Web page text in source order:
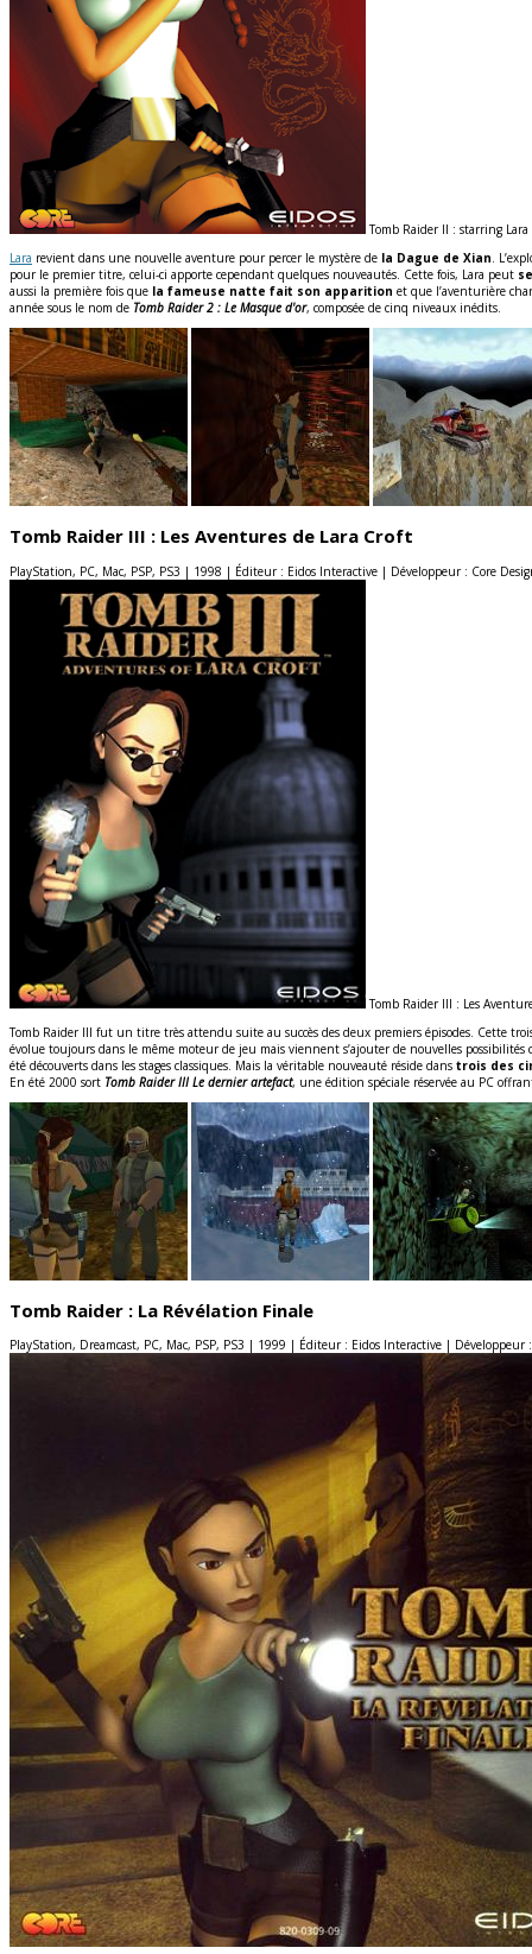
Tomb Raider II : starring
Lara revient dans une nouvelle aventure pour percer le mystère de la Dague de Xian .
pour le premier titre, celui-ci apporte cependant quelques nouveautés. Cette fois, Lara peut
aussi la première fois que la fameuse natte fait son apparition et que l’aventurière
année sous le nom de Tomb Raider 2 : Le Masque d'or, composée de cinq niveaux inédits.
Tomb Raider III : Les Aventures de Lara Croft
PlayStation, PC, Mac, PSP, PS3 | 1998 | Éditeur : Eidos Interactive | Développeur : Core
Tomb Raider III : Les
Tomb Raider III fut un titre très attendu suite au succès des deux premiers épisodes. Cette
évolue toujours dans le même moteur de jeu mais viennent s’ajouter de nouvelles possibilités
été découverts dans les stages classiques. Mais la véritable nouveauté réside dans trois des
En été 2000 sort Tomb Raider III Le dernier artefact, une édition spéciale réservée au PC
Tomb Raider : La Révélation Finale
PlayStation, Dreamcast, PC, Mac, PSP, PS3 | 1999 | Éditeur : Eidos Interactive | Développeur